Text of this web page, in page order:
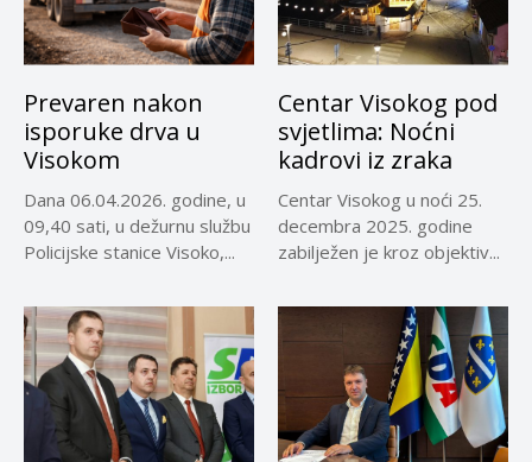
Prevaren nakon
isporuke drva u
Visokom
Dana 06.04.2026. godine, u
09,40 sati, u dežurnu službu
Policijske stanice Visoko,...
Centar Visokog pod
svjetlima: Noćni
kadrovi iz zraka
Centar Visokog u noći 25.
decembra 2025. godine
zabilježen je kroz objektiv...